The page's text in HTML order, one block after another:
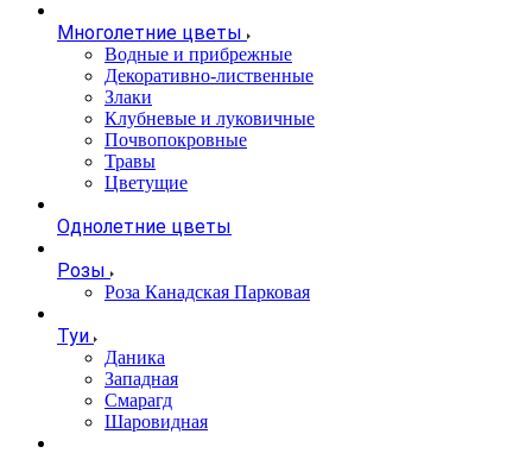
Многолетние цветы
Водные и прибрежные
Декоративно-лиственные
Злаки
Клубневые и луковичные
Почвопокровные
Травы
Цветущие
Однолетние цветы
Розы
Роза Канадская Парковая
Туи
Даника
Западная
Смарагд
Шаровидная